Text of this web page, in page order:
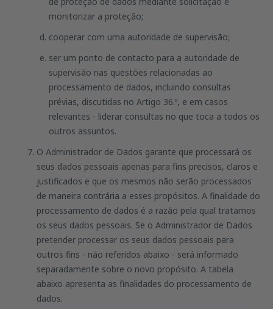
monitorizar a proteção;
cooperar com uma autoridade de supervisão;
ser um ponto de contacto para a autoridade de
supervisão nas questões relacionadas ao
processamento de dados, incluindo consultas
prévias, discutidas no Artigo 36.º, e em casos
relevantes - liderar consultas no que toca a todos os
outros assuntos.
O Administrador de Dados garante que processará os
seus dados pessoais apenas para fins precisos, claros e
justificados e que os mesmos não serão processados
de maneira contrária a esses propósitos. A finalidade do
processamento de dados é a razão pela qual tratamos
os seus dados pessoais. Se o Administrador de Dados
pretender processar os seus dados pessoais para
outros fins - não referidos abaixo - será informado
separadamente sobre o novo propósito. A tabela
abaixo apresenta as finalidades do processamento de
dados.